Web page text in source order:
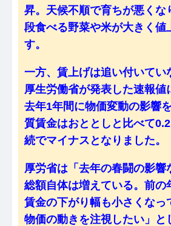
昇。天候不順で育ちが悪くな
段食べる野菜や米が大きく値
す。
一方、賃上げは追い付いてい
厚生労働省が発表した速報値
去年1年間に物価変動の影響
質賃金はおととしと比べて
続でマイナスとなりました。
厚労省は「去年の春闘の影響
総額自体は増えている。前の
賃金の下がり幅も小さくなっ
物価の動きを注視したい」と